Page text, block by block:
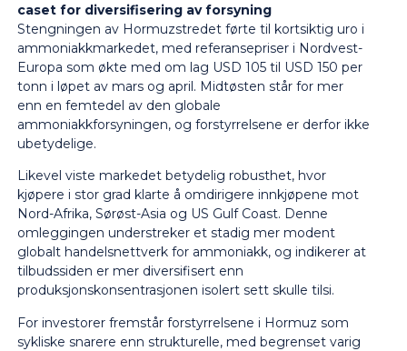
caset for diversifisering av forsyning
Stengningen av Hormuzstredet førte til kortsiktig uro i
ammoniakkmarkedet, med referansepriser i Nordvest-
Europa som økte med om lag USD 105 til USD 150 per
tonn i løpet av mars og april. Midtøsten står for mer
enn en femtedel av den globale
ammoniakkforsyningen, og forstyrrelsene er derfor ikke
ubetydelige.
Likevel viste markedet betydelig robusthet, hvor
kjøpere i stor grad klarte å omdirigere innkjøpene mot
Nord-Afrika, Sørøst-Asia og US Gulf Coast. Denne
omleggingen understreker et stadig mer modent
globalt handelsnettverk for ammoniakk, og indikerer at
tilbudssiden er mer diversifisert enn
produksjonskonsentrasjonen isolert sett skulle tilsi.
For investorer fremstår forstyrrelsene i Hormuz som
sykliske snarere enn strukturelle, med begrenset varig